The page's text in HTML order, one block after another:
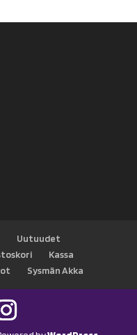
Uutuudet
Kassa
Sysmän Akka